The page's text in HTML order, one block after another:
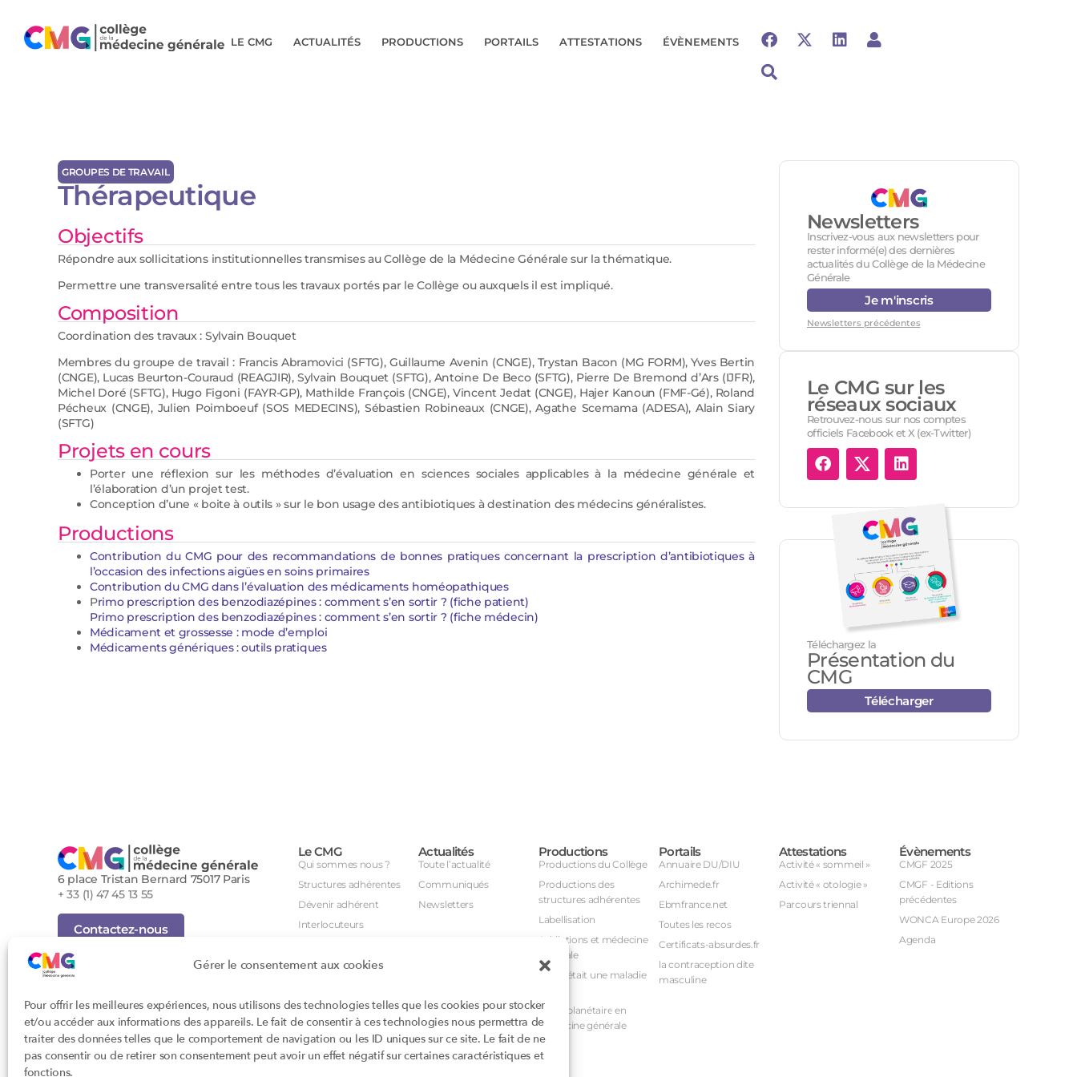
Gérer le consentement aux cookies
Pour offrir les meilleures expériences, nous utilisons des technologies telles que les cookies pour stocker
et/ou accéder aux informations des appareils. Le fait de consentir à ces technologies nous permettra de
traiter des données telles que le comportement de navigation ou les ID uniques sur ce site. Le fait de ne
pas consentir ou de retirer son consentement peut avoir un effet négatif sur certaines caractéristiques et
fonctions.
LE CMG ACTUALITÉS PRODUCTIONS PORTAILS ATTESTATIONS ÉVÈNEMENTS
GROUPES DE TRAVAIL
Thérapeutique
Objectifs
Répondre aux sollicitations institutionnelles transmises au Collège de la Médecine Générale sur la thématique.
Permettre une transversalité entre tous les travaux portés par le Collège ou auxquels il est impliqué.
Composition
Coordination des travaux : Sylvain Bouquet
Membres du groupe de travail : Francis Abramovici (SFTG), Guillaume Avenin (CNGE), Trystan Bacon (MG FORM), Yves Bertin
(CNGE), Lucas Beurton-Couraud (REAGJIR), Sylvain Bouquet (SFTG), Antoine De Beco (SFTG), Pierre De Bremond d’Ars (IJFR),
Michel Doré (SFTG), Hugo Figoni (FAYR-GP), Mathilde François (CNGE), Vincent Jedat (CNGE), Hajer Kanoun (FMF-Gé), Roland
Pécheux (CNGE), Julien Poimboeuf (SOS MEDECINS), Sébastien Robineaux (CNGE), Agathe Scemama (ADESA), Alain Siary
(SFTG)
Projets en cours
Porter une réflexion sur les méthodes d’évaluation en sciences sociales applicables à la médecine générale et
l’élaboration d’un projet test.
Conception d’une « boite à outils » sur le bon usage des antibiotiques à destination des médecins généralistes.
Productions
Contribution du CMG pour des recommandations de bonnes pratiques concernant la prescription d’antibiotiques à
l’occasion des infections aigües en soins primaires
Contribution du CMG dans l’évaluation des médicaments homéopathiques
Primo prescription des benzodiazépines : comment s’en sortir ? (fiche patient)
Primo prescription des benzodiazépines : comment s’en sortir ? (fiche médecin)
Médicament et grossesse : mode d’emploi
Médicaments génériques : outils pratiques
Newsletters
Inscrivez-vous aux newsletters pour
rester informé(e) des dernières
actualités du Collège de la Médecine
Générale
Je m'inscris
Newsletters précédentes
Le CMG sur les
réseaux sociaux
Retrouvez-nous sur nos comptes
officiels Facebook et X (ex-Twitter)
Téléchargez la
Présentation du
CMG
Télécharger
6 place Tristan Bernard 75017 Paris
+ 33 (1) 47 45 13 55
Contactez-nous
Inscription Newsletter
Foire aux questions (FAQ)
Cookies
Confidentialité
Conditions générales d'utilisation
Conception : John Brightman
Le CMG
Qui sommes nous ?
Structures adhérentes
Dévenir adhérent
Interlocuteurs
Groupes de travail
Agenda des instances
DPC
CSI
Orientations prioritaires
Actualités
Toute l’actualité
Communiqués
Newsletters
Productions
Productions du Collège
Productions des
structures adhérentes
Labellisation
Addictions et médecine
générale
Et si c’était une maladie
Santé planétaire en
médecine générale
Portails
Annuaire DU/DIU
Archimede.fr
Ebmfrance.net
Toutes les recos
Certificats-absurdes.fr
la contraception dite
masculine
Attestations
Activité « sommeil »
Activité « otologie »
Parcours triennal
Évènements
CMGF 2025
CMGF - Editions
précédentes
WONCA Europe 2026
Agenda